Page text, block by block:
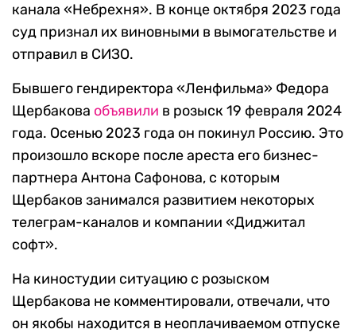
канала «Небрехня». В конце октября 2023 года
суд признал их виновными в вымогательстве и
отправил в СИЗО.
Бывшего гендиректора «Ленфильма» Федора
Щербакова объявили в розыск 19 февраля 2024
года. Осенью 2023 года он покинул Россию. Это
произошло вскоре после ареста его бизнес-
партнера Антона Сафонова, с которым
Щербаков занимался развитием некоторых
телеграм-каналов и компании «Диджитал
софт».
На киностудии ситуацию с розыском
Щербакова не комментировали, отвечали, что
он якобы находится в неоплачиваемом отпуске